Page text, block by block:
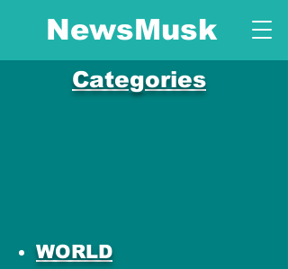
NewsMusk
Categories
WORLD